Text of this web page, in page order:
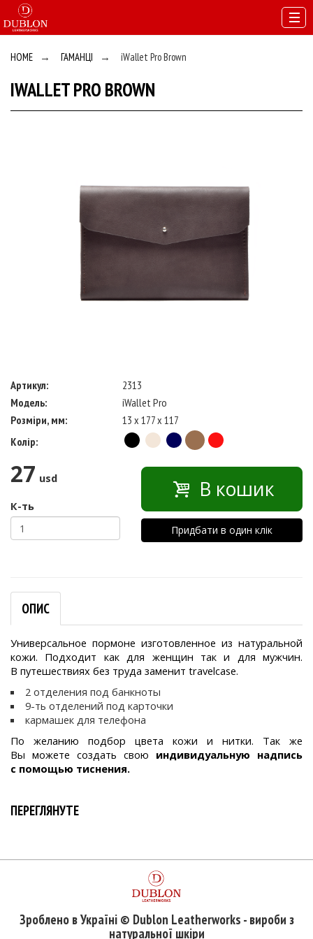
HOME → ГАМАНЦІ → iWallet Pro Brown
IWALLET PRO BROWN
Артикул:
2313
Модель:
iWallet Pro
Розміри, мм:
13 x 177 x 117
Колір:
27 usd
К-ть
В кошик
Придбати в один клік
ОПИС
Универсальное пормоне изготовленное из натуральной
кожи. Подходит как для женщин так и для мужчин.
В путешествиях без труда заменит travelcase.
2 отделения под банкноты
9-ть отделений под карточки
кармашек для телефона
По желанию подбор цвета кожи и нитки. Так же
Вы можете создать свою индивидуальную надпись
с помощью тиснения.
ПЕРЕГЛЯНУТЕ
Зроблено в Україні © Dublon Leatherworks - вироби з
натуральної шкіри